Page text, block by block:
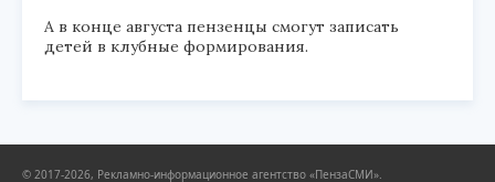
А в конце августа пензенцы смогут записать
детей в клубные формирования.
© 2017-2026, Рекламно-информационное агентство «ПензаСМИ».